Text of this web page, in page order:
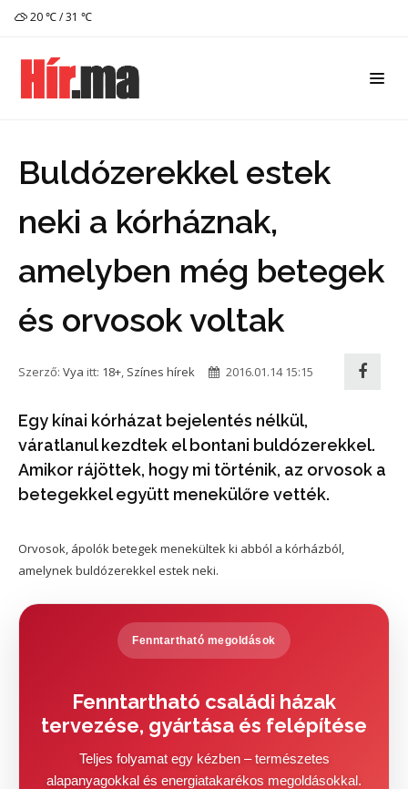
20 ℃ / 31 ℃
Buldózerekkel estek
neki a kórháznak,
amelyben még betegek
és orvosok voltak
Szerző: Vya itt: 18+, Színes hírek 2016.01.14 15:15
Egy kínai kórházat bejelentés nélkül,
váratlanul kezdtek el bontani buldózerekkel.
Amikor rájöttek, hogy mi történik, az orvosok a
betegekkel együtt menekülőre vették.
Orvosok, ápolók betegek menekültek ki abból a kórházból,
amelynek buldózerekkel estek neki.
Fenntartható megoldások
Fenntartható családi házak
tervezése, gyártása és felépítése
Teljes folyamat egy kézben – természetes
alapanyagokkal és energiatakarékos megoldásokkal.